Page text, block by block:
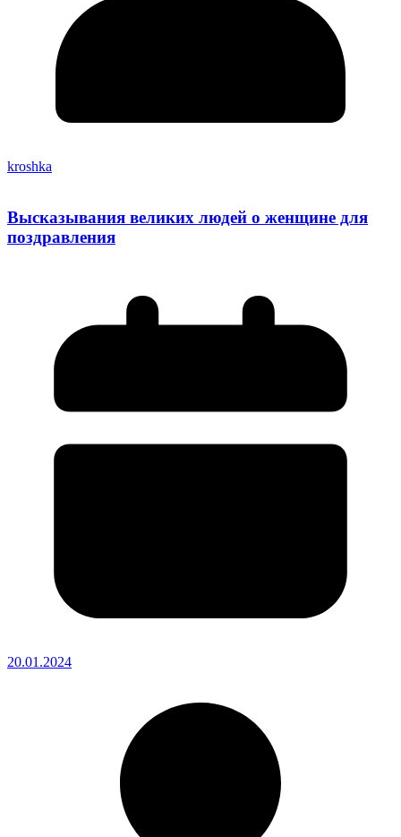
kroshka
Высказывания великих людей о женщине для
поздравления
20.01.2024